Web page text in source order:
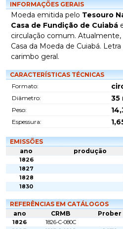
INFORMAÇÕES GERAIS
Moeda emitida pelo Tesouro
Casa de Fundição de Cuiabá
circulação comum. Atualmente,
Casa da Moeda de Cuiabá.
carimbo geral.
CARACTERÍSTICAS TÉCNICAS
Formato:
Diâmetro: 35
Peso:
Espessura:
EMISSÕES
ano
produção
1826
1827
1828
1830
REFERÊNCIAS EM CATÁLOGOS
ano CRMB Prober
1826 1826-C-080C